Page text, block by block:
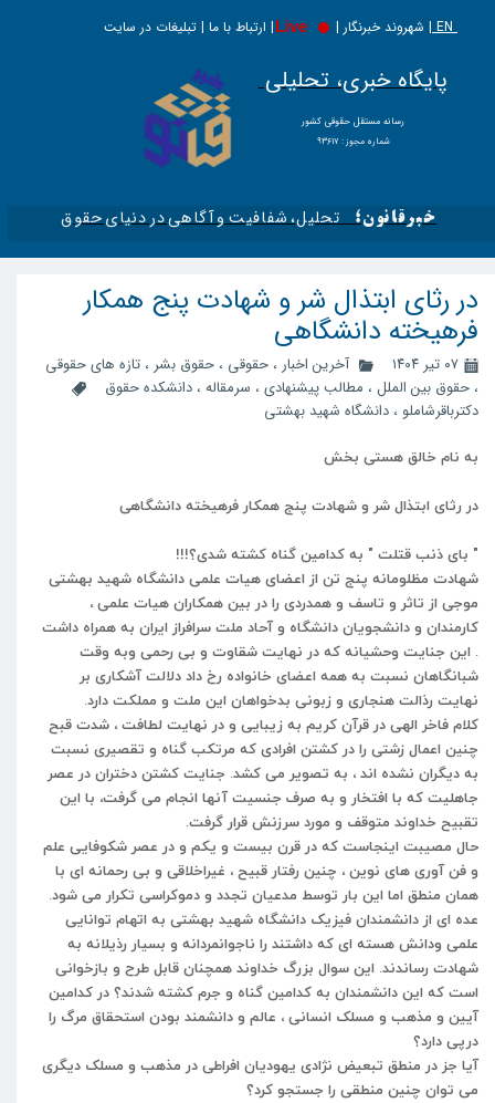
EN | شهروند خبرنگار | | ارتباط با ما | تبلیغات در سایت
Live
پایگاه خبری، تحلیلی
​​​​رسانه مستقل حقوقی کشور
شماره مجوز : ۹۳۶۱۷
خبرقانون؛ تحلیل، شفافیت و آگاهی در دنیای حقوق​​​​​​​
در رثای ابتذال شر و شهادت پنج همکار
فرهیخته دانشگاهی
۰۷ تیر ۱۴۰۴ آخرین اخبار ، حقوقی ، حقوق بشر ، تازه های حقوقی
، حقوق بین الملل ، مطالب پیشنهادی ، سرمقاله ، دانشکده حقوق
دکترباقرشاملو ، دانشگاه شهید بهشتی
به نام خالقهستی بخش
در رثای ابتذال شر و شهادت پنج همکار فرهیخته دانشگاهی
" بای ذنب قتلت " به کدامین گناه کشته شدی؟!!!
شهادت مظلومانه پنج تن از اعضای هیات علمی دانشگاه شهید بهشتی
موجی از تاثر و تاسف و همدردی رادر بینهمکارانهیات علمی،
کارمندان ودانشجویاندانشگاه وآحاد ملتسرافراز ایران بههمراه داشت
. این جنایت وحشیانهکهدر نهایتشقاوت و بی رحمی وبه وقت
شبانگاهان نسبت بههمه اعضای خانواده رخداددلالتآشکاری بر
نهایت رذالتهنجاری وزبونی بدخواهان این ملت و مملکتدارد.
کلامفاخر الهیدرقرآنکریم بهزیبایی ودر نهایت لطافت، شدتقبح
چنین اعمالزشتی رادرکشتن افرادیکه مرتکبگناه و تقصیری نسبت
بهدیگران نشده اند، به تصویر میکشد. جنایتکشتندختراندر عصر
جاهلیتکه با افتخار و به صرف جنسیتآنها انجام میگرفت، با این
تقبیح خداوند متوقف و موردسرزنشقرارگرفت.
حال مصیبت اینجاستکهدرقرن بیست و یکم ودر عصرشکوفایی علم
وفنآوریهای نوین، چنین رفتارقبیح، غیراخلاقی و بی رحمانه ای با
همان منطق اما این بار توسط مدعیان تجدد ودموکراسی تکرار میشود.
عده ای ازدانشمندانفیزیک دانشگاه شهید بهشتی به اتهام توانایی
علمی ودانشهسته ایکهداشتند را ناجوانمردانه و بسیار رذیلانه به
شهادت رساندند. اینسوال بزرگ خداوندهمچنانقابلطرح و بازخوانی
استکه ایندانشمندان بهکدامینگناه و جرمکشتهشدند؟درکدامین
آیین و مذهب و مسلک انسانی، عالم ودانشمند بودن استحقاق مرگ را
درپیدارد؟
آیا جزدر منطق تبعیض نژادی یهودیان افراطیدر مذهب و مسلک دیگری
می توان چنین منطقی را جستجوکرد؟